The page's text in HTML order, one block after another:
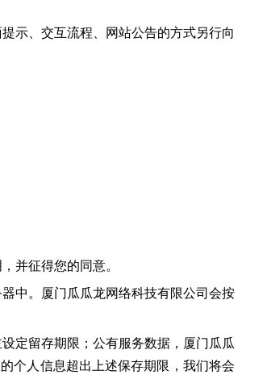
示、交互流程、网站公告的方式另行向
并征得您的同意。
中。厦门瓜瓜龙网络科技有限公司会按
定留存期限；公有服务数据，厦门瓜瓜
个人信息超出上述保存期限，我们将会